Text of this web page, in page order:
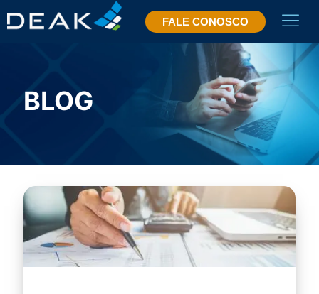
FALE CONOSCO
BLOG